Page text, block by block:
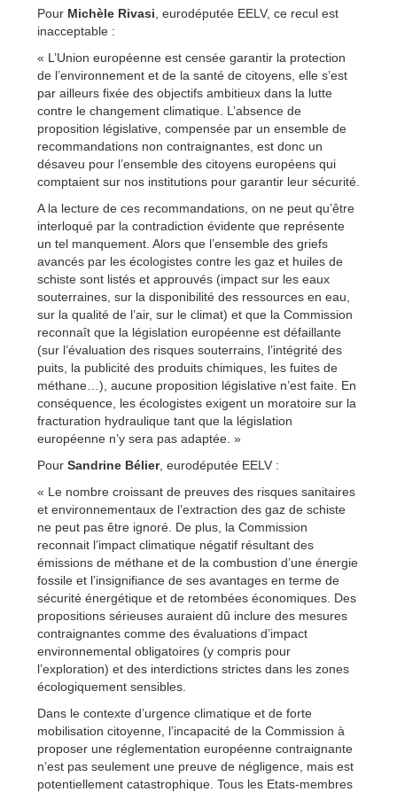
Pour Michèle Rivasi , eurodéputée EELV, ce recul est
inacceptable :
« L’Union européenne est censée garantir la protection
de l’environnement et de la santé de citoyens, elle s’est
par ailleurs fixée des objectifs ambitieux dans la lutte
contre le changement climatique. L’absence de
proposition législative, compensée par un ensemble de
recommandations non contraignantes, est donc un
désaveu pour l’ensemble des citoyens européens qui
comptaient sur nos institutions pour garantir leur sécurité.
A la lecture de ces recommandations, on ne peut qu’être
interloqué par la contradiction évidente que représente
un tel manquement. Alors que l’ensemble des griefs
avancés par les écologistes contre les gaz et huiles de
schiste sont listés et approuvés (impact sur les eaux
souterraines, sur la disponibilité des ressources en eau,
sur la qualité de l’air, sur le climat) et que la Commission
reconnaît que la législation européenne est défaillante
(sur l’évaluation des risques souterrains, l’intégrité des
puits, la publicité des produits chimiques, les fuites de
méthane…), aucune proposition législative n’est faite. En
conséquence, les écologistes exigent un moratoire sur la
fracturation hydraulique tant que la législation
européenne n’y sera pas adaptée. »
Pour Sandrine Bélier, eurodéputée EELV :
« Le nombre croissant de preuves des risques sanitaires
et environnementaux de l’extraction des gaz de schiste
ne peut pas être ignoré. De plus, la Commission
reconnait l’impact climatique négatif résultant des
émissions de méthane et de la combustion d’une énergie
fossile et l’insignifiance de ses avantages en terme de
sécurité énergétique et de retombées économiques. Des
propositions sérieuses auraient dû inclure des mesures
contraignantes comme des évaluations d’impact
environnemental obligatoires (y compris pour
l’exploration) et des interdictions strictes dans les zones
écologiquement sensibles.
Dans le contexte d’urgence climatique et de forte
mobilisation citoyenne, l’incapacité de la Commission à
proposer une réglementation européenne contraignante
n’est pas seulement une preuve de négligence, mais est
potentiellement catastrophique. Tous les Etats-membres